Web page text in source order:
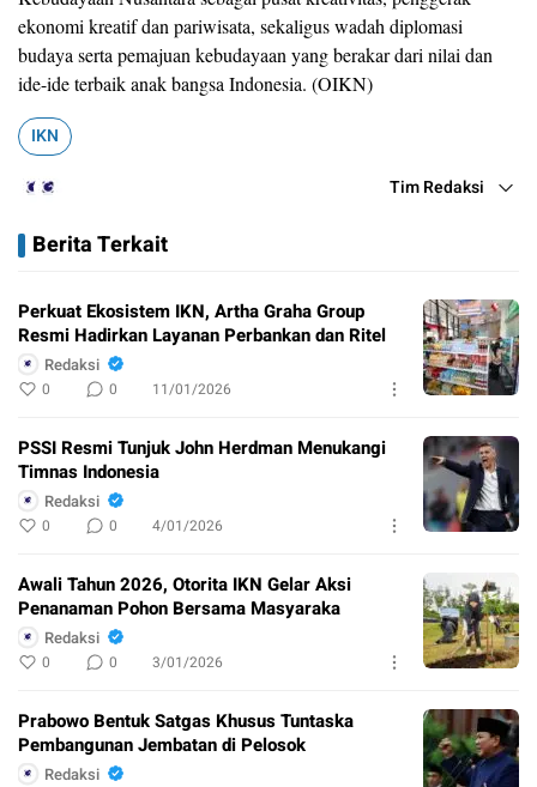
ekonomi kreatif dan pariwisata, sekaligus wadah diplomasi
budaya serta pemajuan kebudayaan yang berakar dari nilai dan
ide-ide terbaik anak bangsa Indonesia. (OIKN)
IKN
Tim Redaksi
Berita Terkait
Perkuat Ekosistem IKN, Artha Graha Group
Resmi Hadirkan Layanan Perbankan dan Ritel
Redaksi
0 0 11/01/2026
PSSI Resmi Tunjuk John Herdman Menukangi
Timnas Indonesia
Redaksi
0 0 4/01/2026
Awali Tahun 2026, Otorita IKN Gelar Aksi
Penanaman Pohon Bersama Masyaraka
Redaksi
0 0 3/01/2026
Prabowo Bentuk Satgas Khusus Tuntaska
Pembangunan Jembatan di Pelosok
Redaksi